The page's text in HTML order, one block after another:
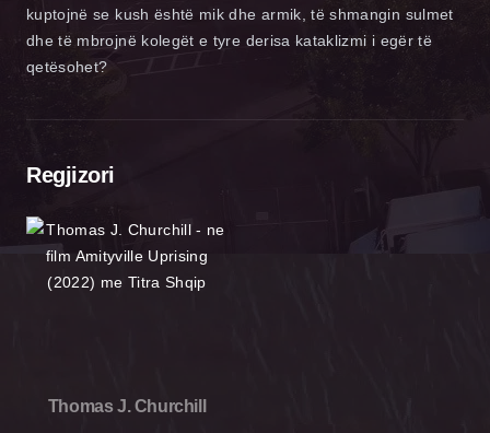
kuptojnë se kush është mik dhe armik, të shmangin sulmet
dhe të mbrojnë kolegët e tyre derisa kataklizmi i egër të
qetësohet?
Regjizori
Thomas J. Churchill